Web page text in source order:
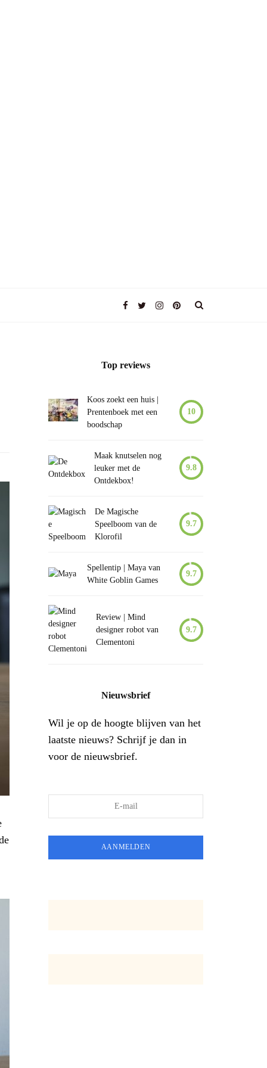
Top reviews
Koos zoekt een huis |
Prentenboek met een
boodschap
10
Maak knutselen nog
leuker met de
Ontdekbox!
9.8
De Magische
Speelboom van de
Klorofil
9.7
Spellentip | Maya van
White Goblin Games
9.7
Review | Mind
designer robot van
Clementoni
9.7
Nieuwsbrief
Wil je op de hoogte blijven van het
laatste nieuws? Schrijf je dan in
voor de nieuwsbrief.